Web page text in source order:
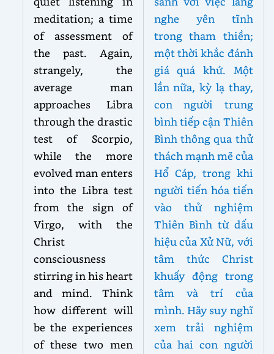
meditation; a time
of assessment of
the past. Again,
strangely, the
average man
approaches Libra
through the drastic
test of Scorpio,
while the more
evolved man enters
into the Libra test
from the sign of
Virgo, with the
Christ
consciousness
stirring in his heart
and mind. Think
how different will
be the experiences
of these two men
nghe yên tĩnh
trong tham thiền;
một thời khắc đánh
giá quá khứ. Một
lần nữa, kỳ lạ thay,
con người trung
bình tiếp cận Thiên
Bình thông qua thử
thách mạnh mẽ của
Hổ Cáp, trong khi
người tiến hóa tiến
vào thử nghiệm
Thiên Bình từ dấu
hiệu của Xử Nữ, với
tâm thức Christ
khuấy động trong
tâm và trí của
mình. Hãy suy nghĩ
xem trải nghiệm
của hai con người